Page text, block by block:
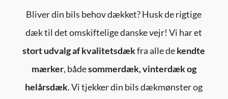
Bliver din bils behov dækket? Husk de rigtige
dæk til det omskiftelige danske vejr! Vi har et
stort udvalg af kvalitetsdækfra alle dekendte
mærker, bådesommerdæk, vinterdæk og
helårsdæk. Vi tjekker din bils dækmønster og